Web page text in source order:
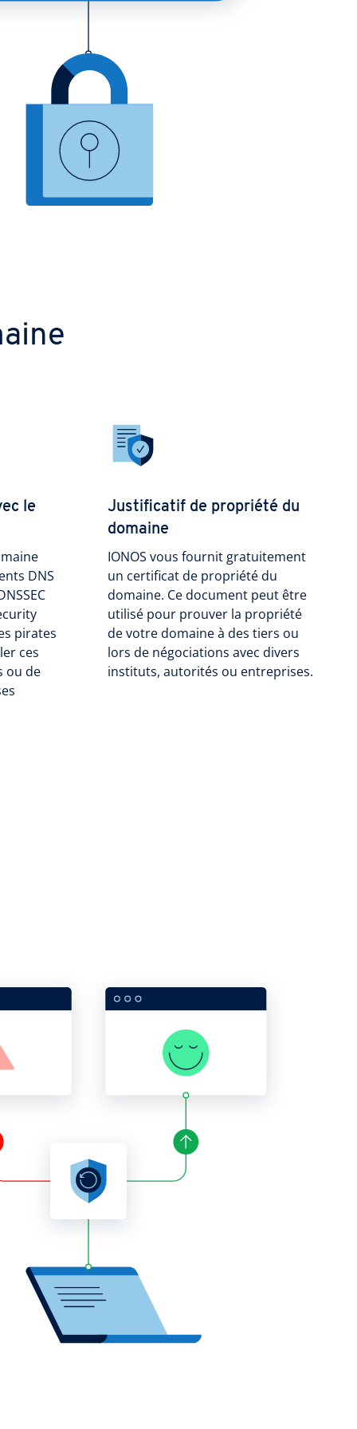
le
DNS
pirates
ces
ou de
Justificatif de propriété du
domaine
IONOS vous fournit gratuitement
un certificat de propriété du
domaine. Ce document peut être
utilisé pour prouver la propriété
de votre domaine à des tiers ou
lors de négociations avec divers
instituts, autorités ou entreprises.